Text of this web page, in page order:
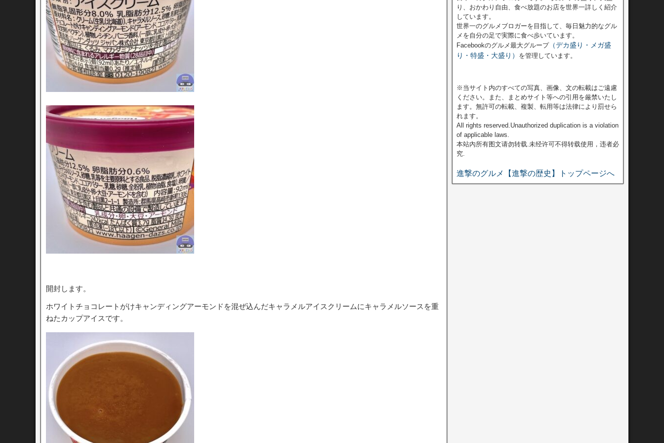
開封します。
ホワイトチョコレートがけキャンディングアーモンドを混ぜ込んだキャラメルアイスクリームにキャラメルソースを重
ねたカップアイスです。
り、おかわり自由、食べ放題のお店を世界一詳しく紹介
しています。
世界一のグルメブロガーを目指して、毎日魅力的なグル
メを自分の足で実際に食べ歩いています。
Facebookのグルメ最大グループ（デカ盛り・メガ盛
り・特盛・大盛り） を管理しています。
※当サイト内のすべての写真、画像、文の転載はご遠慮
ください。また、まとめサイト等への引用を厳禁いたし
ます。無許可の転載、複製、転用等は法律により罰せら
れます。
All rights reserved.Unauthorized duplication is a violation
of applicable laws.
本站內所有图文请勿转载.未经许可不得转载使用，违者必
究.
進撃のグルメ【進撃の歴史】トップページへ